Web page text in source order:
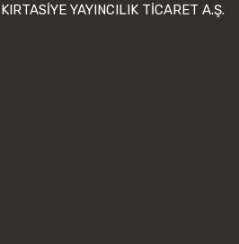
YAYINCILIK TİCARET A.Ş.